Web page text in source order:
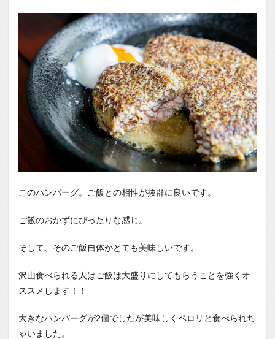
このハンバーグ。ご飯との相性が抜群に良いです。
ご飯のおかずにぴったりな感じ。
そして、そのご飯自体がとても美味しいです。
沢山食べられる人はご飯は大盛りにしてもらうことを強くオ
ススメします！！
大きなハンバーグが2個でしたが美味しくペロリと食べられち
ゃいました。